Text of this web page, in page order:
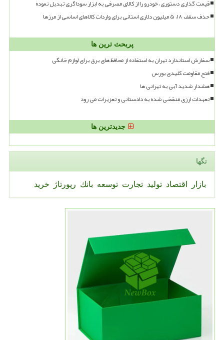
قیمت گذاری دستوری، خودرو را از کالای مصرفی به ابزار سوداگری تبدیل نموده
حذف سقف ۱۸، ۵ میلیون دلاری استانی برای واردات کالاهای اساسی از مرزها
پربحث ترین ها
سفارش استاندارد تهران به استفاده از محافظ های برق برای لوازم خانگی
فتح مقاومت کلیدی بورس
هشدار شدید آبی به تهرانی ها
تعهدات ارزی منقضی شده به دادستانی و تعزیرات می رود
جدیدترین ها
تگها
بازار اقتصاد تولید تجارت توسعه بانك رپورتاژ خرید